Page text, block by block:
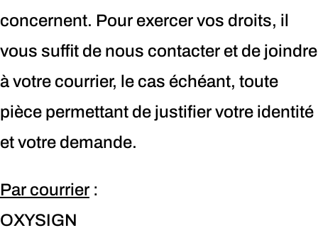
concernent. Pour exercer vos droits, il
vous suffit de nous contacter et de joindre
à votre courrier, le cas échéant, toute
pièce permettant de justifier votre identité
et votre demande.
Par courrier :
OXYSIGN